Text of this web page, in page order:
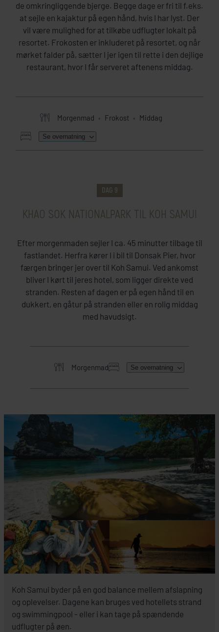
de omkringliggende bjerge. Begge dage er fri til f.eks.
at sejle en kajaktur på egen hånd, hvis I har lyst. Der
vil være mulighed for at tilkøbe udflugter lokalt på
resortet. Frokosten er inkluderet på resortet, og når
mørket falder på, sætter I jer igen til rette i den dejlige
restaurant, hvor I får serveret aftenens middag.
Morgenmad Frokost Middag
Se overnatning
Khao Sok National Park
SE HOTEL
DAG 9
KHAO SOK NATIONALPARK TIL KOH SAMUI
Efter morgenmaden sejler I ca. 45 minutter tilbage til
fastlandet. Herfra kører I i bil til Donsak Pier, hvor
færgen bringer jer over til Koh Samui. Ved ankomst
bliver I kørt til jeres hotel, som ligger direkte ved
stranden. Resten af dagen er på egen hånd til en
dukkert, en gåtur på stranden eller en rolig middag
med havudsigt.
Morgenmad Se overnatning
HER SKAL I BO
Koh Samui
Hotel Bandara Resort & Spa
Koh Samui byder på en god balance mellem afslapning
og oplevelser. Dagene kan bruges ved hotellets strand
og swimmingpool - eller i kan tage på spændende
udflugter på øen.